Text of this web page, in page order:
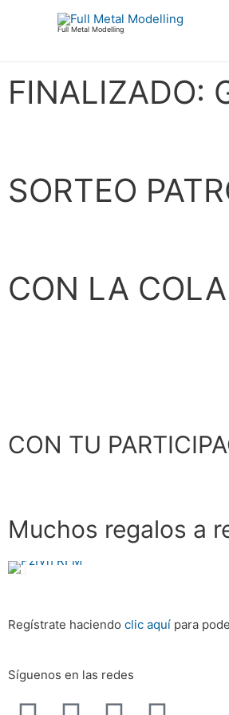
Full Metal Modelling
FINALIZADO:
SORTEO
CON LA
CON TU
Muchos regalos a
Regístrate haciendo clic aquí para
Síguenos en las redes